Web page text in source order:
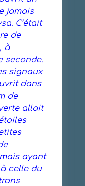
jamais
C’était
de
à
seconde.
signaux
dans
de
allait
ayant
celle du